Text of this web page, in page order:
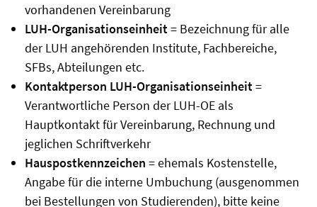
vorhandenen Vereinbarung
LUH-Organisationseinheit= Bezeichnung für alle
der LUH angehörenden Institute, Fachbereiche,
SFBs, Abteilungen etc.
Kontaktperson LUH-Organisationseinheit=
Verantwortliche Person der LUH-OE als
Hauptkontakt für Vereinbarung, Rechnung und
jeglichen Schriftverkehr
Hauspostkennzeichen = ehemals Kostenstelle,
Angabe für die interne Umbuchung (ausgenommen
bei Bestellungen von Studierenden), bitte keine